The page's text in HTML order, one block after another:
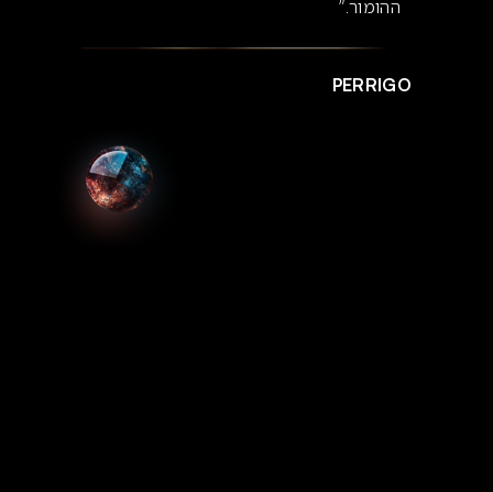
ההומור.”
PERRIGO